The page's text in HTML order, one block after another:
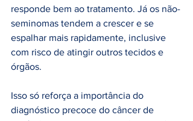
responde bem ao tratamento. Já os não-
seminomas tendem a crescer e se
espalhar mais rapidamente, inclusive
com risco de atingir outros tecidos e
órgãos.
Isso só reforça a importância do
diagnóstico precoce do câncer de